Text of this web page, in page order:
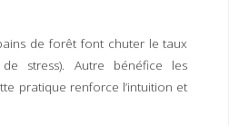
de forêt font chuter le taux
stress). Autre bénéfice les
pratique renforce l’intuition et